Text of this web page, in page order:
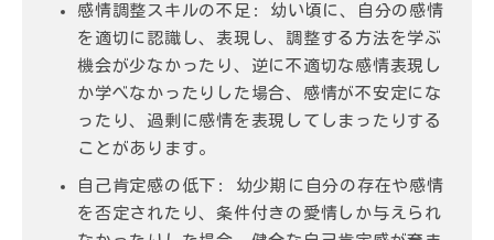
感情調整スキルの不足:
幼い頃に、自分の感情
を適切に認識し、表現し、調整する方法を学ぶ
機会が少なかったり、逆に不適切な感情表現し
か学べなかったりした場合、感情が不安定にな
ったり、過剰に感情を表現してしまったりする
ことがあります。
自己肯定感の低下:
幼少期に自分の存在や感情
を否定されたり、条件付きの愛情しか与えられ